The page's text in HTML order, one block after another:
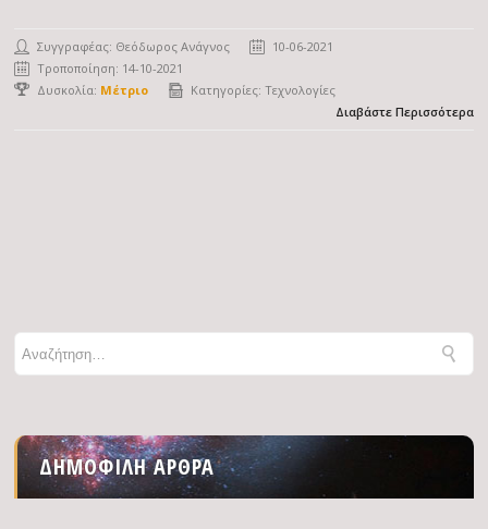
Συγγραφέας: Θεόδωρος Ανάγνος
10-06-2021
Τροποποίηση: 14-10-2021
Δυσκολία: Μέτριο Κατηγορίες:Τεχνολογίες
Διαβάστε Περισσότερα
ΔΗΜΟΦΙΛΉ ΆΡΘΡΑ